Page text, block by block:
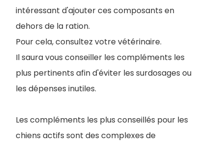
intéressant d'ajouter ces composants en
dehors de la ration.
Pour cela, consultez votre vétérinaire.
Il saura vous conseiller les compléments les
plus pertinents afin d'éviter les surdosages ou
les dépenses inutiles.
Les compléments les plus conseillés pour les
chiens actifs sont des complexes de